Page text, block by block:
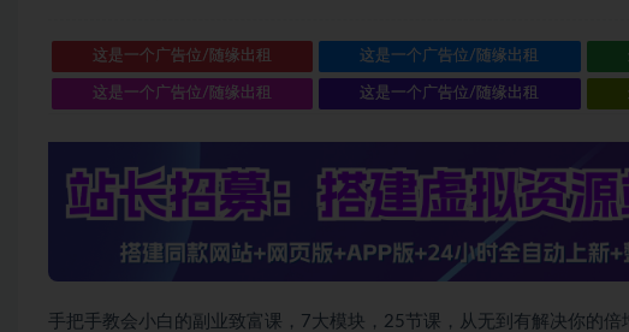
这是一个广告位/随缘出租 这是一个广告位/随缘出租
这是一个广告位/随缘出租 这是一个广告位/随缘出租
手把手教会小白的副业致富课，7大模块，25节课，从无到有解决你的